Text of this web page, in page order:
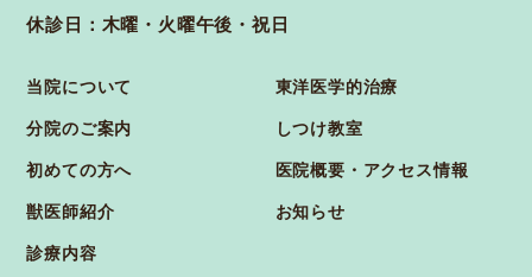
休診日：木曜・火曜午後・祝日
当院について
分院のご案内
初めての方へ
獣医師紹介
診療内容
東洋医学的治療
しつけ教室
医院概要・アクセス情報
お知らせ